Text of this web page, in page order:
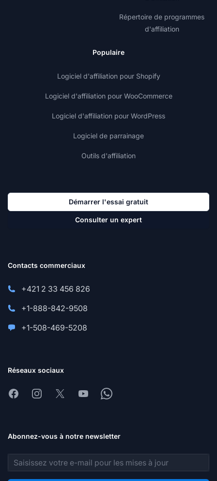
Répertoire de programmes
d'affiliation
Populaire
Logiciel d'affiliation pour Shopify
Logiciel d'affiliation pour WooCommerce
Logiciel d'affiliation pour WordPress
Logiciel de parrainage
Outils d'affiliation
Démarrer l'essai gratuit
Consulter un expert
Contacts commerciaux
+421 2 33 456 826
+1-888-842-9508
+1-508-469-5208
Réseaux sociaux
FacebookInstagram
X YoutubeWhatsapp
Abonnez-vous à notre newsletter
Adresse e-mail